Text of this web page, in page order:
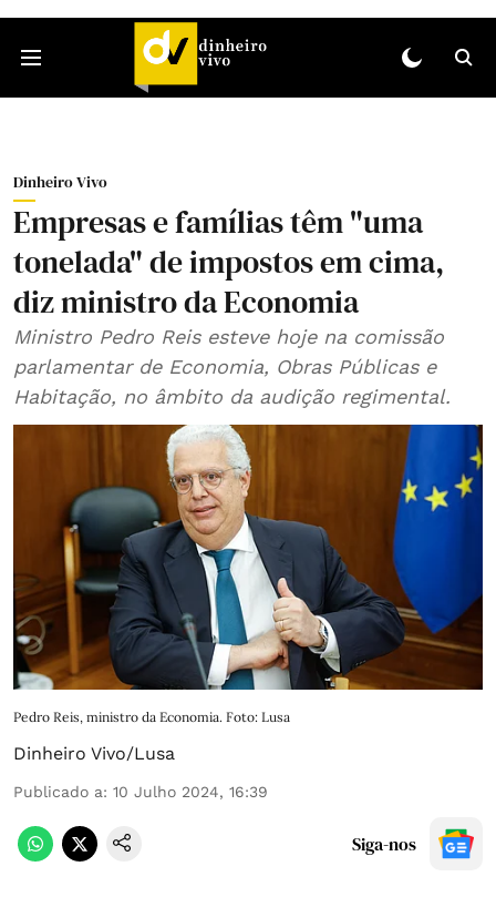
Dinheiro Vivo
Empresas e famílias têm "uma
tonelada" de impostos em cima,
diz ministro da Economia
Ministro Pedro Reis esteve hoje na comissão
parlamentar de Economia, Obras Públicas e
Habitação, no âmbito da audição regimental.
Pedro Reis, ministro da Economia. Foto: Lusa
Dinheiro Vivo/Lusa
Publicado a: 10 Julho 2024, 16:39
Siga-nos